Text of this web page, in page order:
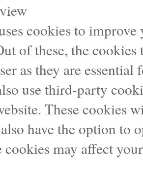
cookies to
of these, the cookies
as they are
use third-party
These cookies
have the option
cookies may affect